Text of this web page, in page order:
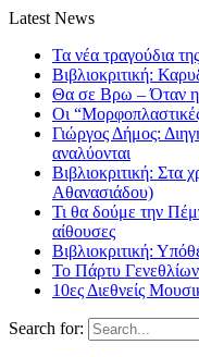
Latest News
Τα νέα τραγούδια
Βιβλιοκριτική:
Θα σε Βρω – Όταν η
Οι
Γιώργος Δήμος:
αναλύονται
Βιβλιοκριτική: Στα
Αθανασιάδου)
Τι θα δούμε την
αίθουσες
Βιβλιοκριτική:
Το Πάρτυ
10ες Διεθνείς
Search for: